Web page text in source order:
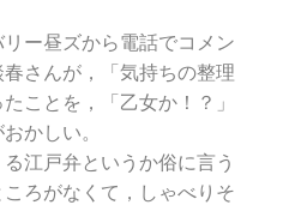
ー昼ズから電話でコメン
さんが，「気持ちの整理
ことを，「乙女か！？」
かしい。
江戸弁というか俗に言う
ろがなくて，しゃべりそ